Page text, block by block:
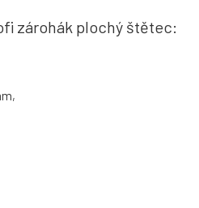
zárohák plochý štětec: